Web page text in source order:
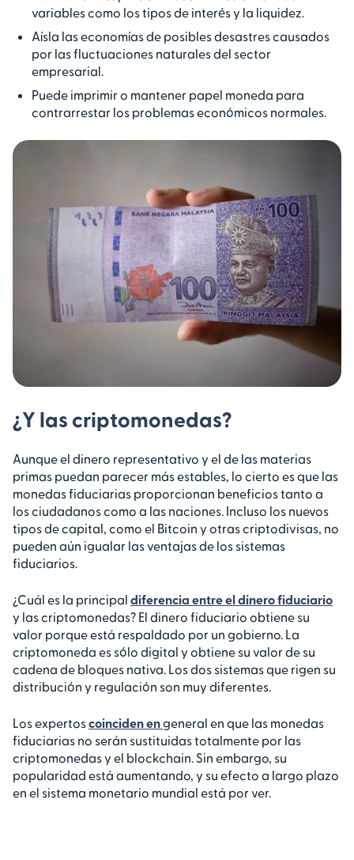
variables como los tipos de interés y la liquidez.
Aísla las economías de posibles desastres causados
por las fluctuaciones naturales del sector
empresarial.
Puede imprimir o mantener papel moneda para
contrarrestar los problemas económicos normales.
¿Y las criptomonedas?
Aunque el dinero representativo y el de las materias
primas puedan parecer más estables, lo cierto es que las
monedas fiduciarias proporcionan beneficios tanto a
los ciudadanos como a las naciones. Incluso los nuevos
tipos de capital, como el Bitcoin y otras criptodivisas, no
pueden aún igualar las ventajas de los sistemas
fiduciarios.
¿Cuál es la principal diferencia entre el dinero fiduciario
y las criptomonedas? El dinero fiduciario obtiene su
valor porque está respaldado por un gobierno. La
criptomoneda es sólo digital y obtiene su valor de su
cadena de bloques nativa. Los dos sistemas que rigen su
distribución y regulación son muy diferentes.
Los expertoscoinciden engeneral en que las monedas
fiduciarias no serán sustituidas totalmente por las
criptomonedas y el blockchain. Sin embargo, su
popularidad está aumentando, y su efecto a largo plazo
en el sistema monetario mundial está por ver.